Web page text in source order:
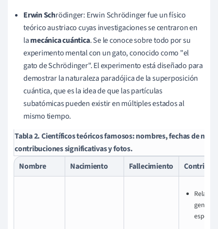
Erwin Schrödinger: Erwin Schrödinger fue un físico
teórico austriaco cuyas investigaciones se centraron en
lamecánica cuántica. Se le conoce sobre todo por su
experimento mental con un gato, conocido como "el
gato de Schrödinger".El experimento está diseñado para
demostrar la naturaleza paradójica de la superposición
cuántica, que es la idea de que las partículas
subatómicas pueden existir en múltiples estados al
mismo tiempo.
Tabla 2. Científicos teóricos famosos: nombres, fechas de
contribuciones significativas y fotos.
Nombre
Nacimiento Fallecimiento
general
especial